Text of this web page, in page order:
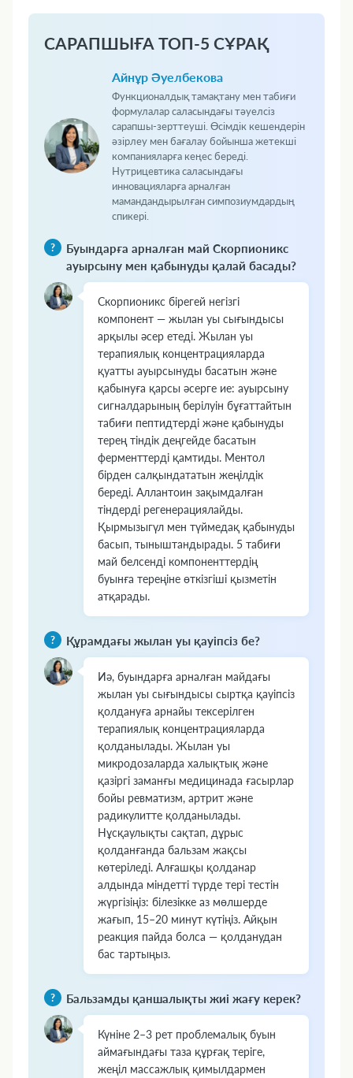
САРАПШЫҒА ТОП-5 СҰРАҚ
Айнұр Әуелбекова
Функционалдық тамақтану мен табиғи
формулалар саласындағы тәуелсіз
сарапшы-зерттеуші. Өсімдік кешендерін
әзірлеу мен бағалау бойынша жетекші
компанияларға кеңес береді.
Нутрицевтика саласындағы
инновацияларға арналған
мамандандырылған симпозиумдардың
спикері.
Буындарға арналған май Скорпионикс
ауырсыну мен қабынуды қалай басады?
Скорпионикс бірегей негізгі
компонент — жылан уы сығындысы
арқылы әсер етеді. Жылан уы
терапиялық концентрацияларда
қуатты ауырсынуды басатын және
қабынуға қарсы әсерге ие: ауырсыну
сигналдарының берілуін бұғаттайтын
табиғи пептидтерді және қабынуды
терең тіндік деңгейде басатын
ферменттерді қамтиды. Ментол
бірден салқындататын жеңілдік
береді. Аллантоин зақымдалған
тіндерді регенерациялайды.
Қырмызыгүл мен түймедақ қабынуды
басып, тыныштандырады. 5 табиғи
май белсенді компоненттердің
буынға тереңіне өткізгіші қызметін
атқарады.
Құрамдағы жылан уы қауіпсіз бе?
Иә, буындарға арналған майдағы
жылан уы сығындысы сыртқа қауіпсіз
қолдануға арнайы тексерілген
терапиялық концентрацияларда
қолданылады. Жылан уы
микродозаларда халықтық және
қазіргі заманғы медицинада ғасырлар
бойы ревматизм, артрит және
радикулитте қолданылады.
Нұсқаулықты сақтап, дұрыс
қолданғанда бальзам жақсы
көтеріледі. Алғашқы қолданар
алдында міндетті түрде тері тестін
жүргізіңіз: білезікке аз мөлшерде
жағып, 15–20 минут күтіңіз. Айқын
реакция пайда болса — қолданудан
бас тартыңыз.
Бальзамды қаншалықты жиі жағу керек?
Күніне 2–3 рет проблемалық буын
аймағындағы таза құрғақ теріге,
жеңіл массажлық қимылдармен